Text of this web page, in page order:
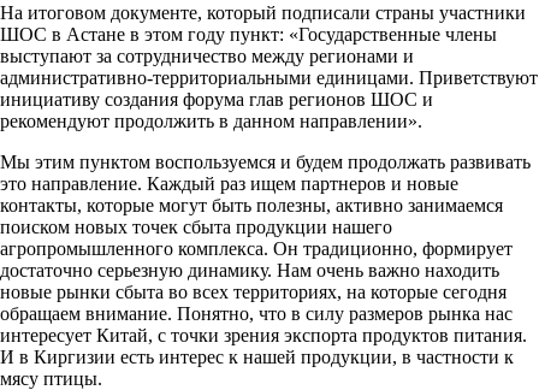
На итоговом документе, который подписали страны участники
ШОС в Астане в этом году пункт: «Государственные члены
выступают за сотрудничество между регионами и
административно-территориальными единицами. Приветствуют
инициативу создания форума глав регионов ШОС и
рекомендуют продолжить в данном направлении».
Мы этим пунктом воспользуемся и будем продолжать развивать
это направление. Каждый раз ищем партнеров и новые
контакты, которые могут быть полезны, активно занимаемся
поиском новых точек сбыта продукции нашего
агропромышленного комплекса. Он традиционно, формирует
достаточно серьезную динамику. Нам очень важно находить
новые рынки сбыта во всех территориях, на которые сегодня
обращаем внимание. Понятно, что в силу размеров рынка нас
интересует Китай, с точки зрения экспорта продуктов питания.
И в Киргизии есть интерес к нашей продукции, в частности к
мясу птицы.